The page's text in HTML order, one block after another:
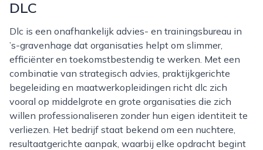
DLC
Dlc is een onafhankelijk advies- en trainingsbureau in
’s-gravenhage dat organisaties helpt om slimmer,
efficiënter en toekomstbestendig te werken. Met een
combinatie van strategisch advies, praktijkgerichte
begeleiding en maatwerkopleidingen richt dlc zich
vooral op middelgrote en grote organisaties die zich
willen professionaliseren zonder hun eigen identiteit te
verliezen. Het bedrijf staat bekend om een nuchtere,
resultaatgerichte aanpak, waarbij elke opdracht begint